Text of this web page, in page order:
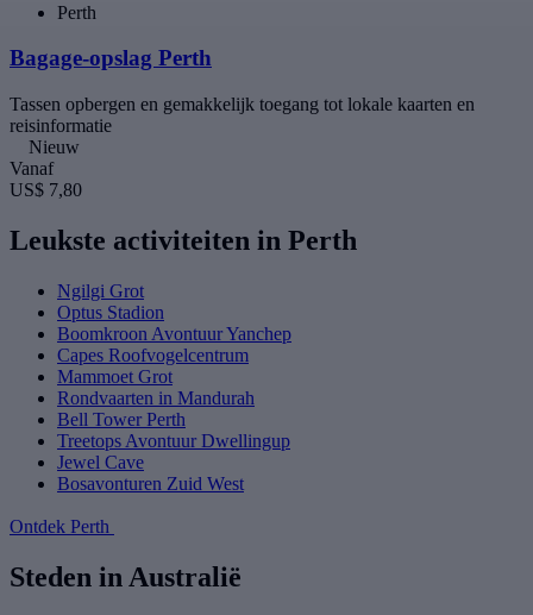
Perth
Bagage-opslag Perth
Tassen opbergen en gemakkelijk toegang tot lokale kaarten en
reisinformatie
Nieuw
Vanaf
US$ 7,80
Leukste activiteiten in Perth
Ngilgi Grot
Optus Stadion
Boomkroon Avontuur Yanchep
Capes Roofvogelcentrum
Mammoet Grot
Rondvaarten in Mandurah
Bell Tower Perth
Treetops Avontuur Dwellingup
Jewel Cave
Bosavonturen Zuid West
Ontdek Perth
Steden in Australië